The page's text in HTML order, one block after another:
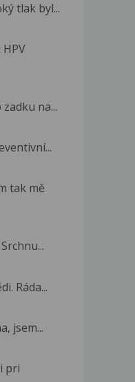
tlak byl...
na...
tak mě
Ráda...
jsem...
pri